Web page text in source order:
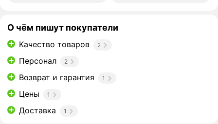
О чём пишут покупатели
Качество товаров 2
Персонал 2
Возврат и гарантия 1
Цены 1
Доставка 1